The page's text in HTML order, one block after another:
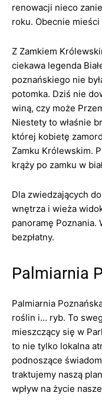
renowacji nieco
roku. Obecnie
Z Zamkiem
ciekawa legenda
poznańskiego nie
potomka. Dziś nie
winą, czy może
Niestety to właśnie
której kobietę
Zamku Królewskim.
krąży po zamku w
Dla zwiedzających
wnętrza i wieża
panoramę
bezpłatny.
Palmiarnia
Palmiarnia
roślin i… ryb. To
mieszczący się w
to nie tylko lokalna
podnoszące
traktujemy naszą
wpływ na życie